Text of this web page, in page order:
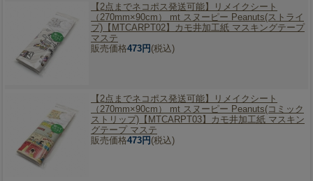
【2点までネコポス発送可能】
リメイクシート
（270mm×90cm） mt スヌーピー Peanuts(ストライ
プ)【MTCARPT02】カモ井加工紙 マスキングテープ
マステ
販売価格473円 (税込)
【2点までネコポス発送可能】
リメイクシート
（270mm×90cm） mt スヌーピー Peanuts(コミック
ストリップ)【MTCARPT03】カモ井加工紙 マスキン
グテープ マステ
販売価格473円 (税込)